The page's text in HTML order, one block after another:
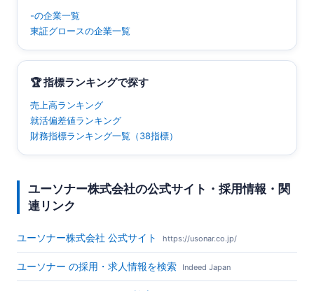
-の企業一覧
東証グロースの企業一覧
🏆 指標ランキングで探す
売上高ランキング
就活偏差値ランキング
財務指標ランキング一覧（38指標）
ユーソナー株式会社の公式サイト・採用情報・関
連リンク
ユーソナー株式会社 公式サイト https://usonar.co.jp/
ユーソナー の採用・求人情報を検索 Indeed Japan